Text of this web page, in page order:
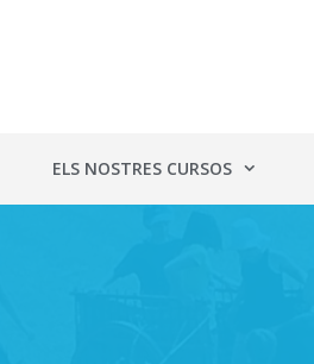
ELS NOSTRES CURSOS